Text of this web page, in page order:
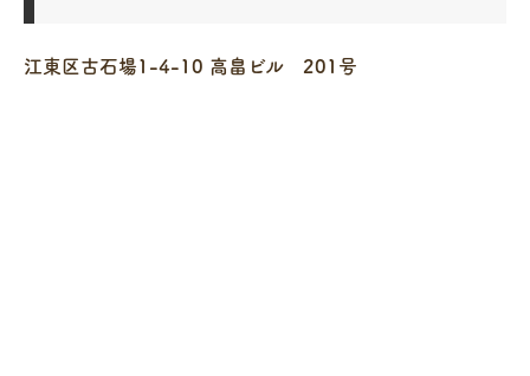
江東区古石場1-4-10 高畠ビル 201号